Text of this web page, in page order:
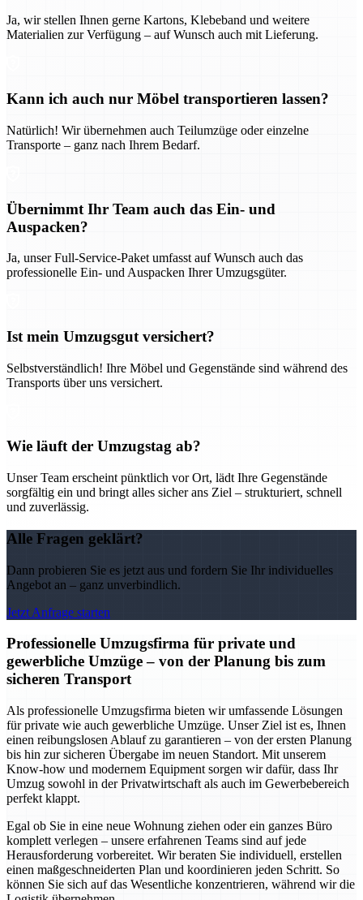
Ja, wir stellen Ihnen gerne Kartons, Klebeband und weitere
Materialien zur Verfügung – auf Wunsch auch mit Lieferung.
Kann ich auch nur Möbel transportieren lassen?
Natürlich! Wir übernehmen auch Teilumzüge oder einzelne
Transporte – ganz nach Ihrem Bedarf.
Übernimmt Ihr Team auch das Ein- und
Auspacken?
Ja, unser Full-Service-Paket umfasst auf Wunsch auch das
professionelle Ein- und Auspacken Ihrer Umzugsgüter.
Ist mein Umzugsgut versichert?
Selbstverständlich! Ihre Möbel und Gegenstände sind während des
Transports über uns versichert.
Wie läuft der Umzugstag ab?
Unser Team erscheint pünktlich vor Ort, lädt Ihre Gegenstände
sorgfältig ein und bringt alles sicher ans Ziel – strukturiert, schnell
und zuverlässig.
Alle Fragen geklärt?
Dann probieren Sie es jetzt aus und fordern Sie Ihr individuelles
Angebot an – ganz unverbindlich.
Jetzt Anfrage starten
Professionelle Umzugsfirma für private und
gewerbliche Umzüge – von der Planung bis zum
sicheren Transport
Als professionelle Umzugsfirma bieten wir umfassende Lösungen
für private wie auch gewerbliche Umzüge. Unser Ziel ist es, Ihnen
einen reibungslosen Ablauf zu garantieren – von der ersten Planung
bis hin zur sicheren Übergabe im neuen Standort. Mit unserem
Know-how und modernem Equipment sorgen wir dafür, dass Ihr
Umzug sowohl in der Privatwirtschaft als auch im Gewerbebereich
perfekt klappt.
Egal ob Sie in eine neue Wohnung ziehen oder ein ganzes Büro
komplett verlegen – unsere erfahrenen Teams sind auf jede
Herausforderung vorbereitet. Wir beraten Sie individuell, erstellen
einen maßgeschneiderten Plan und koordinieren jeden Schritt. So
können Sie sich auf das Wesentliche konzentrieren, während wir die